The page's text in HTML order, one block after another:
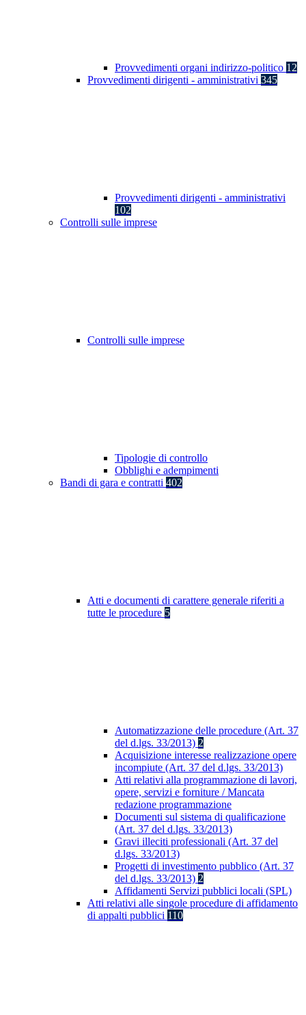
Provvedimenti organi indirizzo-politico 12
Provvedimenti dirigenti - amministrativi 345
Provvedimenti dirigenti - amministrativi
102
Controlli sulle imprese
Controlli sulle imprese
Tipologie di controllo
Obblighi e adempimenti
Bandi di gara e contratti 402
Atti e documenti di carattere generale riferiti a
tutte le procedure 5
Automatizzazione delle procedure (Art. 37
del d.lgs. 33/2013) 2
Acquisizione interesse realizzazione opere
incompiute (Art. 37 del d.lgs. 33/2013)
Atti relativi alla programmazione di lavori,
opere, servizi e forniture / Mancata
redazione programmazione
Documenti sul sistema di qualificazione
(Art. 37 del d.lgs. 33/2013)
Gravi illeciti professionali (Art. 37 del
d.lgs. 33/2013)
Progetti di investimento pubblico (Art. 37
del d.lgs. 33/2013) 2
Affidamenti Servizi pubblici locali (SPL)
Atti relativi alle singole procedure di affidamento
di appalti pubblici 110